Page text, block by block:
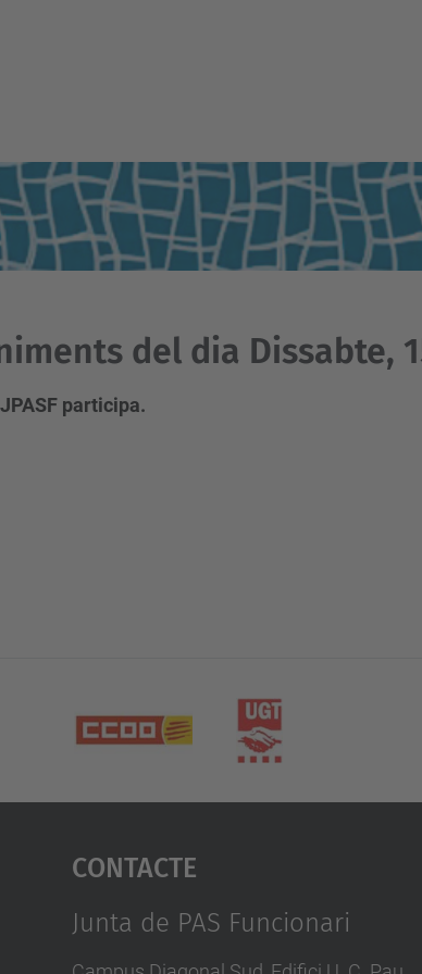
del dia Dissabte,
participa.
Contacte
Junta de PAS Funcionari